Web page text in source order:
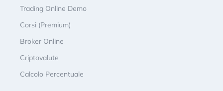
Trading Online Demo
Corsi (Premium)
Broker Online
Criptovalute
Calcolo Percentuale